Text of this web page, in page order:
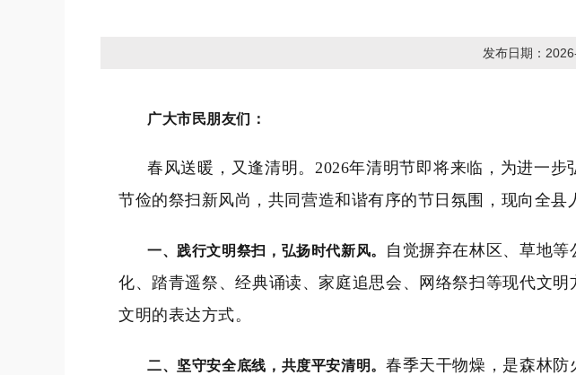
发布日期：
广大市民朋友们：
春风送暖，又逢清明。2026年清明节即将来临，为进一
节俭的祭扫新风尚，共同营造和谐有序的节日氛围，现向全县
一、践行文明祭扫，弘扬时代新风。
自觉摒弃在林区、草地
化、踏青遥祭、经典诵读、家庭追思会、网络祭扫等现代文
文明的表达方式。
二、坚守安全底线，共度平安清明。 春季天干物燥，是森林